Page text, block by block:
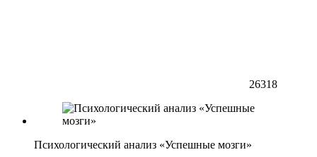
26318
Психологический анализ «Успешные мозги»